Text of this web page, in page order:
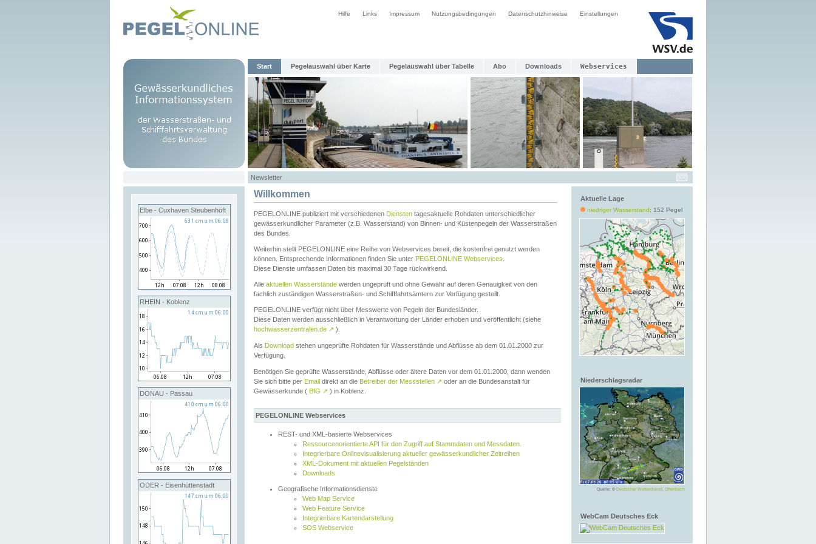
Hilfe Links Impressum Nutzungsbedingungen Datenschutzhinweise Einstellungen
Start Pegelauswahl über Karte Pegelauswahl über Tabelle Abo Downloads Webservices
Newsletter
Elbe - Cuxhaven Steubenhöft
RHEIN - Koblenz
DONAU - Passau
ODER - Eisenhüttenstadt
Aktuelle Lage
niedriger Wasserstand: 152 Pegel
Niederschlagsradar
Quelle: © Deutscher Wetterdienst, Offenbach
WebCam Deutsches Eck
Willkommen
PEGELONLINE publiziert mit verschiedenen Diensten tagesaktuelle Rohdaten unterschiedlicher
gewässerkundlicher Parameter (z.B. Wasserstand) von Binnen- und Küstenpegeln der Wasserstraßen
des Bundes.
Weiterhin stellt PEGELONLINE eine Reihe von Webservices bereit, die kostenfrei genutzt werden
können. Entsprechende Informationen finden Sie unter PEGELONLINE Webservices
Diese Dienste umfassen Daten bis maximal 30 Tage rückwirkend.
Alle aktuellen Wasserstände werden ungeprüft und ohne Gewähr auf deren Genauigkeit von den
fachlich zuständigen Wasserstraßen- und Schifffahrtsämtern zur Verfügung gestellt.
PEGELONLINE verfügt nicht über Messwerte von Pegeln der Bundesländer.
Diese Daten werden ausschließlich in Verantwortung der Länder erhoben und veröffentlicht (siehe
hochwasserzentralen.de ↗ ).
Als Download stehen ungeprüfte Rohdaten für Wasserstände und Abflüsse ab dem 01.01.2000 zur
Verfügung.
Benötigen Sie geprüfte Wasserstände, Abflüsse oder ältere Daten vor dem 01.01.2000, dann wenden
Sie sich bitte per Email direkt an die Betreiber der Messstellen ↗ oder an die Bundesanstalt für
Gewässerkunde ( BfG ↗ ) in Koblenz.
PEGELONLINE Webservices
REST- und XML-basierte Webservices
Ressourcenorientierte API für den Zugriff auf Stammdaten und Messdaten.
Integrierbare Onlinevisualisierung aktueller gewässerkundlicher Zeitreihen
XML-Dokument mit aktuellen Pegelständen
Downloads
Geografische Informationsdienste
Web Map Service
Web Feature Service
Integrierbare Kartendarstellung
SOS Webservice